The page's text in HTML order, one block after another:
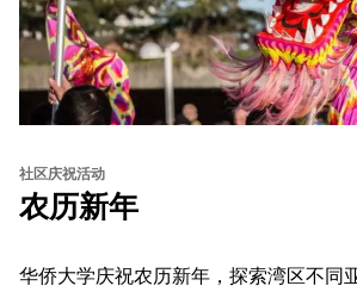
社区庆祝活动
农历新年
华侨大学庆祝农历新年，探索湾区不同